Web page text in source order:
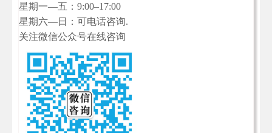
星期一—五：9:00–17:00
星期六—日：可电话咨询.
关注微信公众号在线咨询